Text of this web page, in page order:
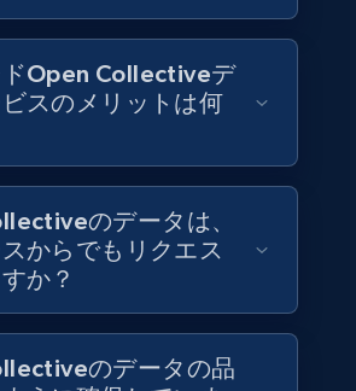
762+ 今すぐ購入
enriched dataset
された
541+ 今すぐ購入
Open Collectiveデ
スのメリットは何
のデータは、
からでもリクエス
か？
のデータの品